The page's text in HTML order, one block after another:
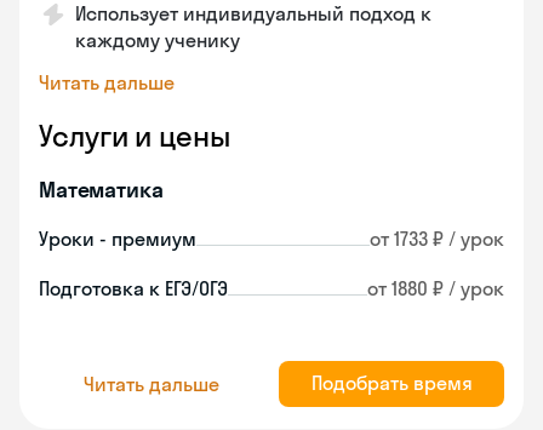
Использует индивидуальный подход к
каждому ученику
Читать дальше
Услуги и цены
Математика
Уроки - премиум от 1733 ₽ / урок
Подготовка к ЕГЭ/ОГЭ от 1880 ₽ / урок
Читать дальше Подобрать время